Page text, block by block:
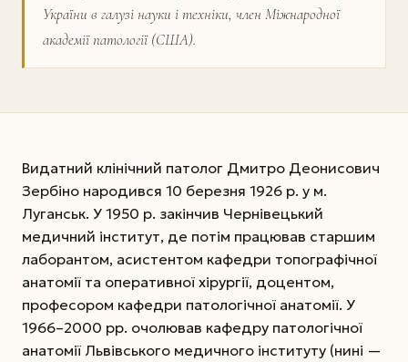
України в галузі науки і техніки, член Міжнародної
академії патології (США).
Видатний клінічний патолог Дмитро Деонисович
Зербіно народився 10 березня 1926 р. у м.
Луганськ. У 1950 р. закінчив Чернівецький
медичний інститут, де потім працював старшим
лаборантом, асистентом кафедри топографічної
анатомії та оперативної хірургії, доцентом,
професором кафедри патологічної анатомії. У
1966–2000 рр. очолював кафедру патологічної
анатомії Львівського медичного інституту (нині —